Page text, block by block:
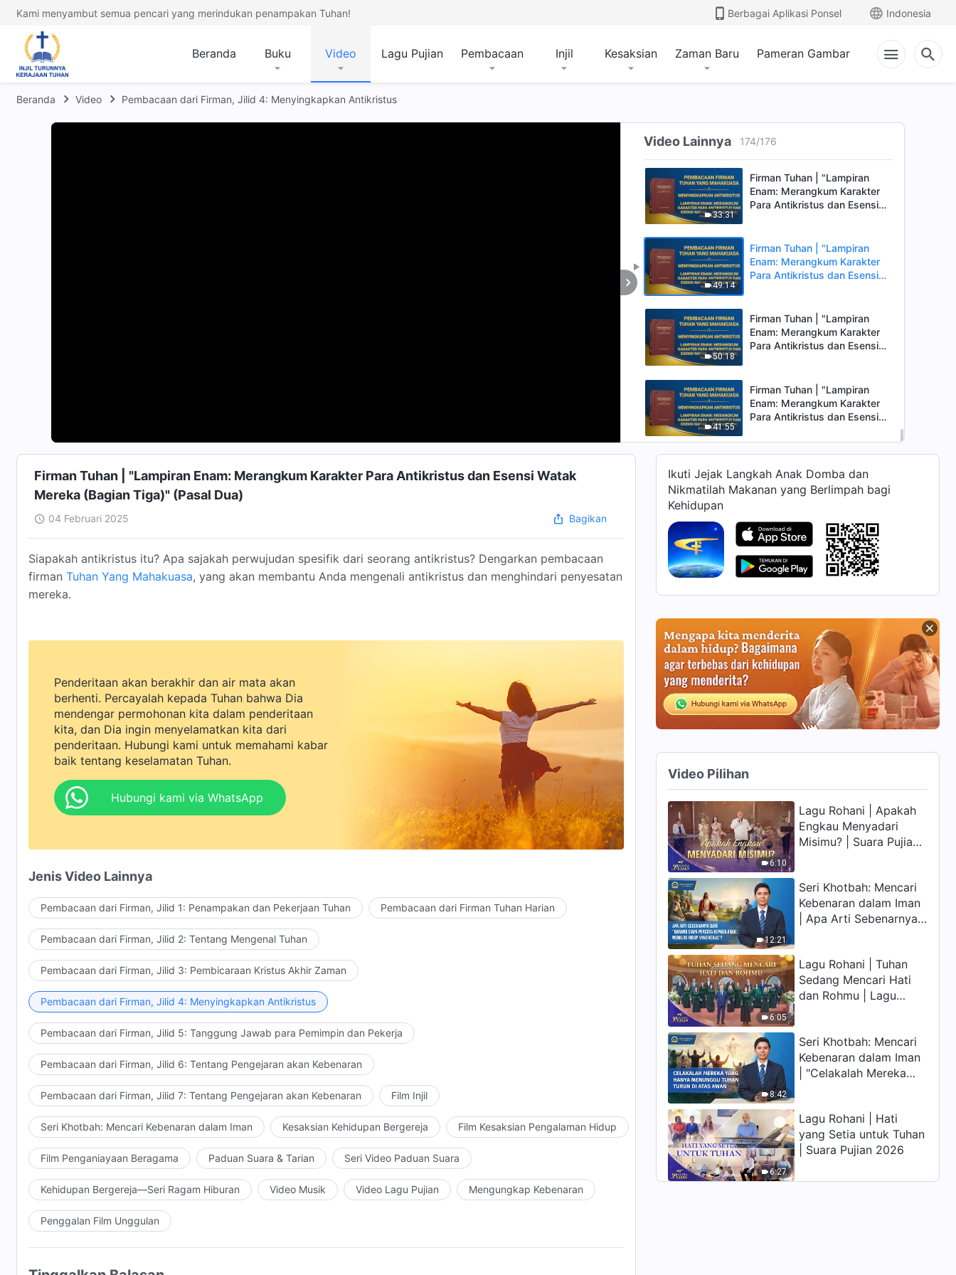
Kami menyambut semua pencari yang merindukan penampakan Tuhan! Berbagai Aplikasi Ponsel Indonesia
Beranda Buku Video Lagu Pujian Pembacaan Injil Kesaksian Zaman Baru Pameran Gambar
Beranda Video Pembacaan dari Firman, Jilid 4: Menyingkapkan Antikristus
Video Lainnya 174/176
Watak Mereka (Bagian Dua)"
(Pasal Satu)
Lima: Merangkum Karakter
Para Antikristus dan Esensi
54:40
Lima: Merangkum Karakter
Watak Mereka (Bagian Dua)"
(Pasal Tiga)
33:31
Firman Tuhan | "Lampiran
Enam: Merangkum Karakter
Para Antikristus dan Esensi
49:14
Firman Tuhan | "Lampiran
Enam: Merangkum Karakter
Para Antikristus dan Esensi
50:18
Firman Tuhan | "Lampiran
Enam: Merangkum Karakter
Para Antikristus dan Esensi
41:55
Firman Tuhan | "Lampiran
Enam: Merangkum Karakter
Para Antikristus dan Esensi
(Pasal Empat)
Firman Tuhan | "Lampiran Enam: Merangkum Karakter Para Antikristus dan Esensi Watak
Mereka (Bagian Tiga)" (Pasal Dua)
04 Februari 2025 Bagikan
Siapakah antikristus itu? Apa sajakah perwujudan spesifik dari seorang antikristus? Dengarkan pembacaan
firman Tuhan Yang Mahakuasa, yang akan membantu Anda mengenali antikristus dan menghindari penyesatan
mereka.
Penderitaan akan berakhir dan air mata akan
berhenti. Percayalah kepada Tuhan bahwa Dia
mendengar permohonan kita dalam penderitaan
kita, dan Dia ingin menyelamatkan kita dari
penderitaan. Hubungi kami untuk memahami kabar
baik tentang keselamatan Tuhan.
Hubungi kami via WhatsApp
Jenis Video Lainnya
Pembacaan dari Firman, Jilid 1: Penampakan dan Pekerjaan Tuhan Pembacaan dari Firman Tuhan Harian
Pembacaan dari Firman, Jilid 2: Tentang Mengenal Tuhan
Pembacaan dari Firman, Jilid 3: Pembicaraan Kristus Akhir Zaman
Pembacaan dari Firman, Jilid 4: Menyingkapkan Antikristus
Pembacaan dari Firman, Jilid 5: Tanggung Jawab para Pemimpin dan Pekerja
Pembacaan dari Firman, Jilid 6: Tentang Pengejaran akan Kebenaran
Pembacaan dari Firman, Jilid 7: Tentang Pengejaran akan Kebenaran Film Injil
Seri Khotbah: Mencari Kebenaran dalam Iman Kesaksian Kehidupan Bergereja Film Kesaksian Pengalaman Hidup
Film Penganiayaan Beragama Paduan Suara & Tarian Seri Video Paduan Suara
Kehidupan Bergereja—Seri Ragam Hiburan Video Musik Video Lagu Pujian Mengungkap Kebenaran
Penggalan Film Unggulan
Ikuti Jejak Langkah Anak Domba dan
Nikmatilah Makanan yang Berlimpah bagi
Kehidupan
Video Pilihan
6:10
Lagu Rohani | Apakah
Engkau Menyadari
Misimu? | Suara Pujian
12:21
Seri Khotbah: Mencari
Kebenaran dalam Iman
| Apa Arti Sebenarnya
memiliki hidup yang
kekal"?
6:05
Lagu Rohani | Tuhan
Sedang Mencari Hati
dan Rohmu | Lagu
8:42
Seri Khotbah: Mencari
Kebenaran dalam Iman
| "Celakalah Mereka
Awan"
6:27
Lagu Rohani | Hati
yang Setia untuk Tuhan
| Suara Pujian 2026